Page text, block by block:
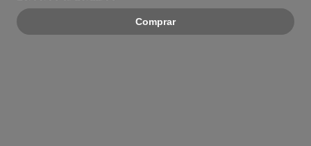
Comprar